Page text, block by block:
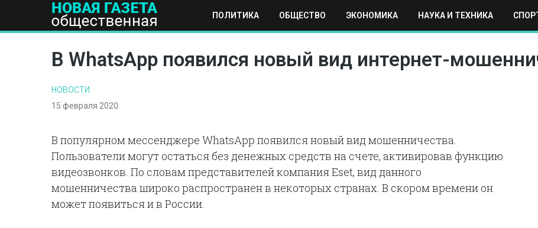
ПОЛИТИКА ОБЩЕСТВО ЭКОНОМИКА НАУКА И ТЕХНИКА
ПОЛИТИКА ОБЩЕСТВО ЭКОНОМИКА НАУКА И ТЕХНИКА СПОРТ МОСКВА РЕГИОНЫ МИР
В WhatsApp появился новый вид интернет-
НОВОСТИ
15 февраля 2020
В популярном мессенджере WhatsApp появился новый вид мошенничества.
Пользователи могут остаться без денежных средств на счете, активировав функцию
видеозвонков. По словам представителей компания Eset, вид данного
мошенничества широко распространен в некоторых странах. В скором времени он
может появиться и в России.